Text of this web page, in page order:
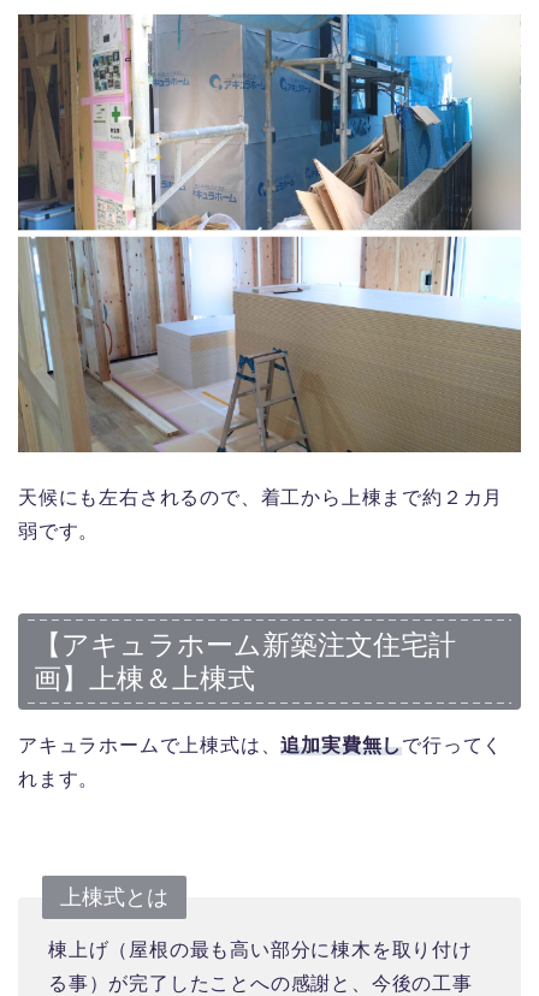
天候にも左右されるので、着工から上棟まで約２カ月
弱です。
【アキュラホーム新築注文住宅計
画】上棟＆上棟式
アキュラホームで上棟式は、追加実費無しで行ってく
れます。
上棟式とは
棟上げ（屋根の最も高い部分に棟木を取り付け
る事）が完了したことへの感謝と、今後の工事